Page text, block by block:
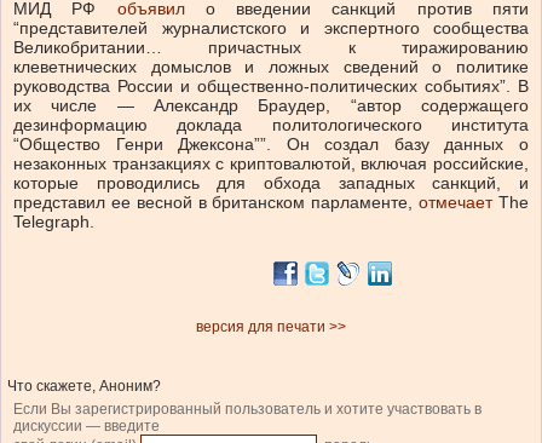
МИД РФ объявило введении санкций против пяти
“представителей журналистского и экспертного сообщества
Великобритании… причастных к тиражированию
клеветнических домыслов и ложных сведений о политике
руководства России и общественно-политических событиях”. В
их числе — Александр Браудер, “автор содержащего
дезинформацию доклада политологического института
“Общество Генри Джексона””. Он создал базу данных о
незаконных транзакциях с криптовалютой, включая российские,
которые проводились для обхода западных санкций, и
представил ее весной в британском парламенте,отмечаетThe
Telegraph.
версия для печати >>
Что скажете, Аноним?
Если Вы зарегистрированный пользователь и хотите участвовать в
дискуссии — введите